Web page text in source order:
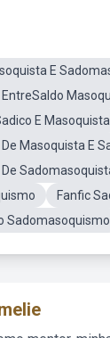
E
E Masoquista
Masoquista E
Fanfic
Sadomasoquismo